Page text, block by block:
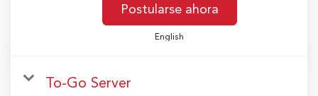
Postularse ahora
English
To-Go Server